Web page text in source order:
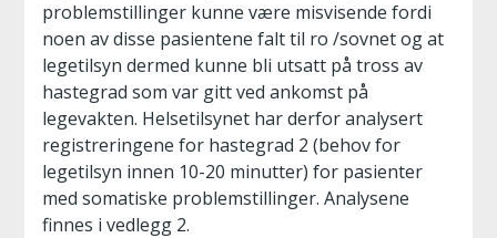
problemstillinger kunne være misvisende fordi
noen av disse pasientene falt til ro /sovnet og at
legetilsyn dermed kunne bli utsatt på tross av
hastegrad som var gitt ved ankomst på
legevakten. Helsetilsynet har derfor analysert
registreringene for hastegrad 2 (behov for
legetilsyn innen 10-20 minutter) for pasienter
med somatiske problemstillinger. Analysene
finnes i vedlegg 2.